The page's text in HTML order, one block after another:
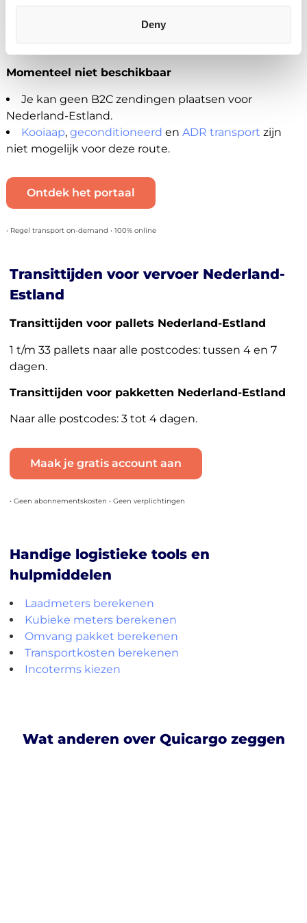
Deny
naar andere distributiecentra en fulfilment centers in
Momenteel niet beschikbaar
Je kan geen B2C zendingen plaatsen voor
Nederland-Estland.
Kooiaap, geconditioneerd en ADR transport zijn
niet mogelijk voor deze route.
Ontdek het portaal
• Regel transport on-demand • 100% online
Transittijden voor vervoer Nederland-
Estland
Transittijden voor pallets Nederland-Estland
1 t/m 33 pallets naar alle postcodes: tussen 4 en 7
dagen.
Transittijden voor pakketten Nederland-Estland
Naar alle postcodes: 3 tot 4 dagen.
Maak je gratis account aan
• Geen abonnementskosten • Geen verplichtingen
Handige logistieke tools en
hulpmiddelen
Laadmeters berekenen
Kubieke meters berekenen
Omvang pakket berekenen
Transportkosten berekenen
Incoterms kiezen
Wat anderen over Quicargo zeggen